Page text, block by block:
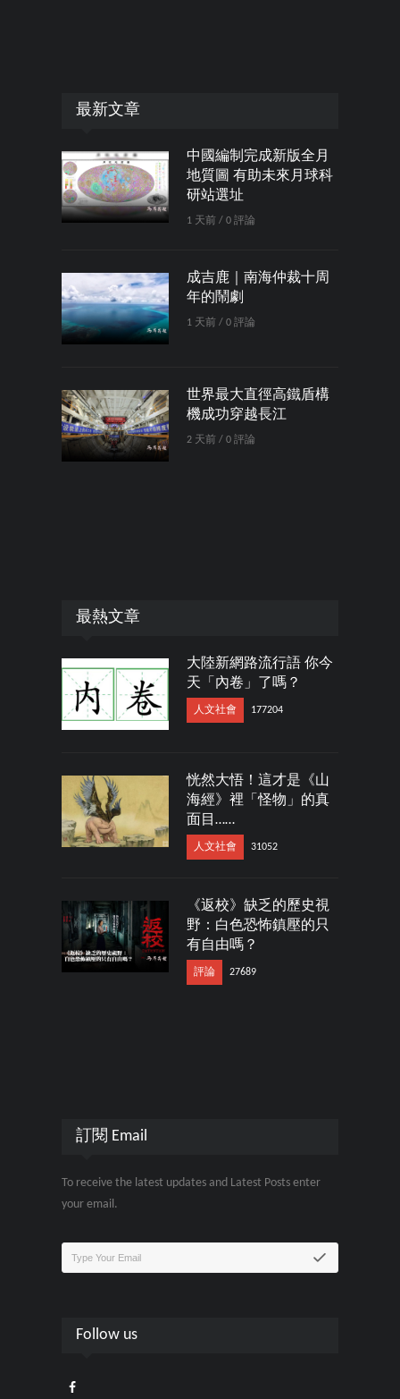
最新文章
中國編制完成新版全月
地質圖 有助未來月球科
研站選址
1 天前 / 0 評論
成吉鹿｜南海仲裁十周
年的鬧劇
1 天前 / 0 評論
世界最大直徑高鐵盾構
機成功穿越長江
2 天前 / 0 評論
最熱文章
大陸新網路流行語 你今
天「內卷」了嗎？
人文社會 177204
恍然大悟！這才是《山
海經》裡「怪物」的真
面目……
人文社會 31052
《返校》缺乏的歷史視
野：白色恐怖鎮壓的只
有自由嗎？
評論 27689
訂閱 Email
To receive the latest updates and Latest Posts enter
your email.
Follow us